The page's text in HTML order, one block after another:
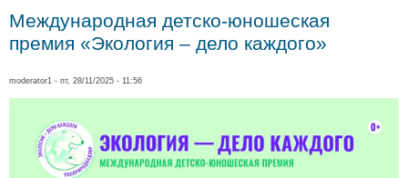
Международная детско-юношеская
премия «Экология – дело каждого»
moderator1 - пт, 28/11/2025 - 11:56